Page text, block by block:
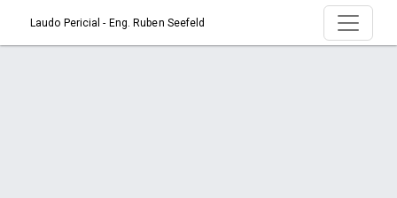
Laudo Pericial - Eng. Ruben Seefeld